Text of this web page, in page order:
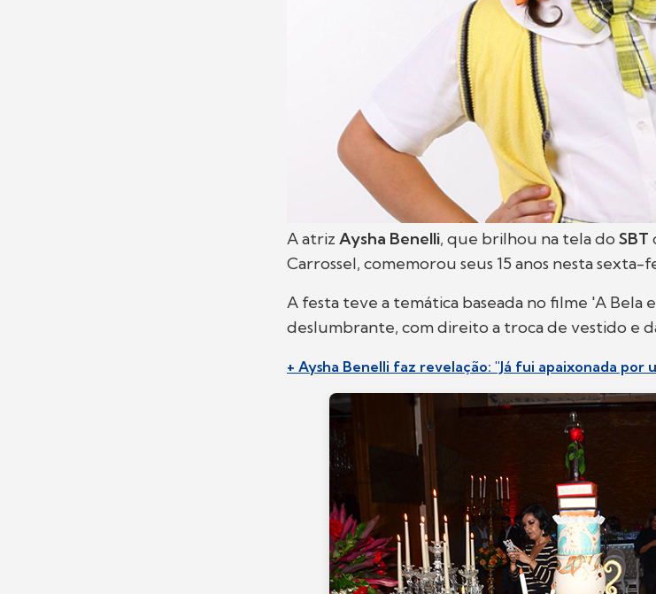
A atriz Aysha Benelli, que brilhou na tela do SBT
Carrossel, comemorou seus 15 anos nesta sexta-
A festa teve a temática baseada no filme 'A Bela
deslumbrante, com direito a troca de vestido e
+ Aysha Benelli faz revelação: "Já fui apaixonada por